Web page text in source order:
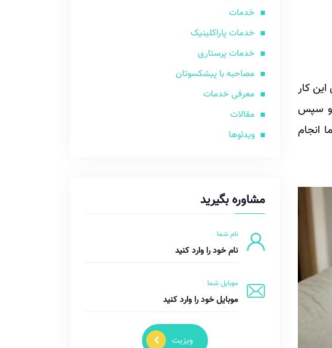
کار
و سپس
انجام
خدمات
خدمات پاراکلینیک
خدمات پرستاری
مصاحبه با پیشکسوتان
معرفی خدمات
مقالات
ویدئوها
مشاوره بگیرید
نام شما
موبایل شما
ویزیت